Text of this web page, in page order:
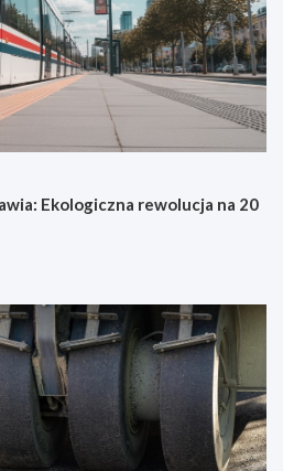
Ekologiczna rewolucja na 20